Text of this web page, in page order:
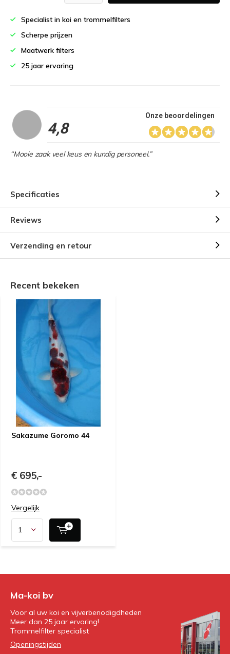
Specialist in koi en trommelfilters
Scherpe prijzen
Maatwerk filters
25 jaar ervaring
4,8
Onze beoordelingen
“Mooie zaak veel keus en kundig personeel.”
Specificaties
Reviews
Verzending en retour
Recent bekeken
Sakazume Goromo 44
€ 695,-
Vergelijk
Ma-koi bv
Voor al uw koi en vijverbenodigdheden
Meer dan 25 jaar ervaring!
Trommelfilter specialist
Openingstijden